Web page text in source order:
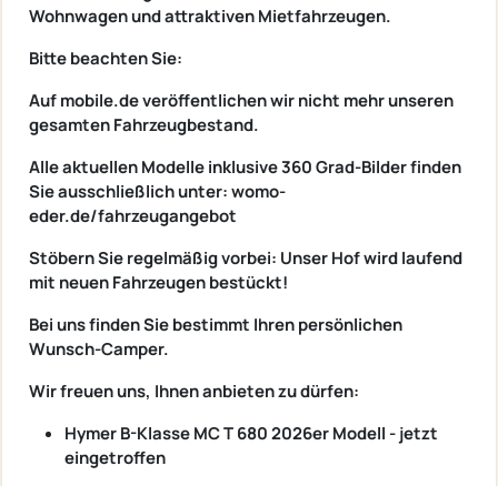
Wohnwagen und attraktiven Mietfahrzeugen.
Bitte beachten Sie:
Auf mobile.de veröffentlichen wir nicht mehr unseren
gesamten Fahrzeugbestand.
Alle aktuellen Modelle inklusive 360 Grad-Bilder finden
Sie ausschließlich unter: womo-
eder.de/fahrzeugangebot
Stöbern Sie regelmäßig vorbei: Unser Hof wird laufend
mit neuen Fahrzeugen bestückt!
Bei uns finden Sie bestimmt Ihren persönlichen
Wunsch-Camper.
Wir freuen uns, Ihnen anbieten zu dürfen:
Hymer B-Klasse MC T 680 2026er Modell - jetzt
eingetroffen